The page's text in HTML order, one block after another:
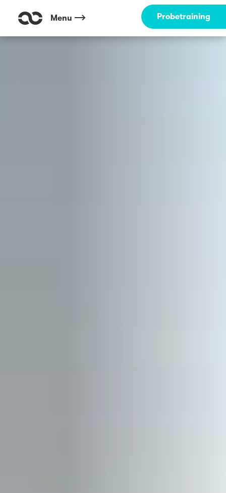
Menu Probetraining
Outdoor Fitness direkt um die Ecke: Rhein Energie Stadion -